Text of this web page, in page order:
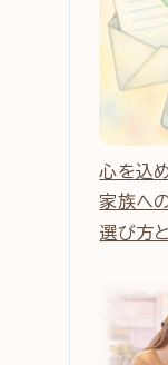
心を込
家族へ
選び方